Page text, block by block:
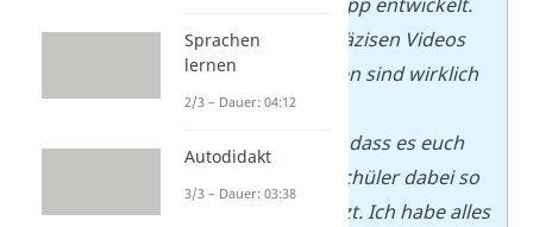
Die kurzen präzisen Videos
und Lernkarten sind wirklich
sosotoll
Danke, danke dass es euch
gibt und ihr Schüler dabei so
gut unterstützt. Ich habe alles
Sprachen
lernen
2/3 – Dauer: 04:12
Autodidakt
3/3 – Dauer: 03:38